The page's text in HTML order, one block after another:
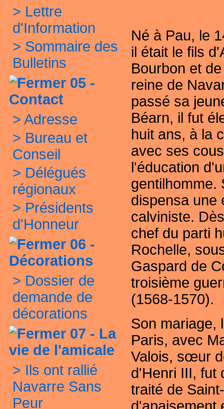
> Lettre
d'Information
> Sommaire des
Bulletins
05 -
Contact
> Adresse
> Bureau et
Conseil
> Délégués
régionaux
> Présidents
d'Honneur
06 -
Décorations
> Dossier de
demande de
décorations
07 - La
vie de l'amicale
> Ils ont rallié
Navarre Sans
Peur
Né à Pau, le
il était le fils
Bourbon et
reine de
passé sa
Béarn, il fut
huit ans, à la
avec ses
l'éducation
gentilhomme.
dispensa une
calviniste.
chef du parti
Rochelle,
Gaspard de
troisième
(1568-1570).
Son mariage,
Paris, avec
Valois, sœur
d'Henri III, fut
traité de